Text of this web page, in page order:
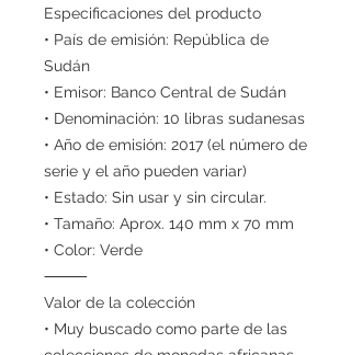
Especificaciones del producto
• País de emisión: República de
Sudán
• Emisor: Banco Central de Sudán
• Denominación: 10 libras sudanesas
• Año de emisión: 2017 (el número de
serie y el año pueden variar)
• Estado: Sin usar y sin circular.
• Tamaño: Aprox. 140 mm x 70 mm
• Color: Verde
⸻
Valor de la colección
• Muy buscado como parte de las